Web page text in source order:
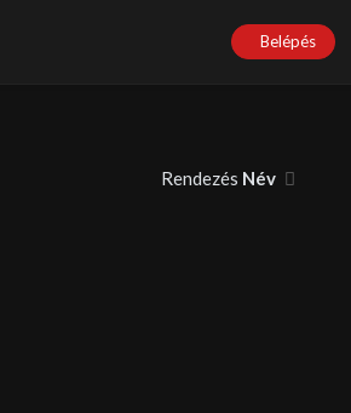
Belépés
Rendezés Név